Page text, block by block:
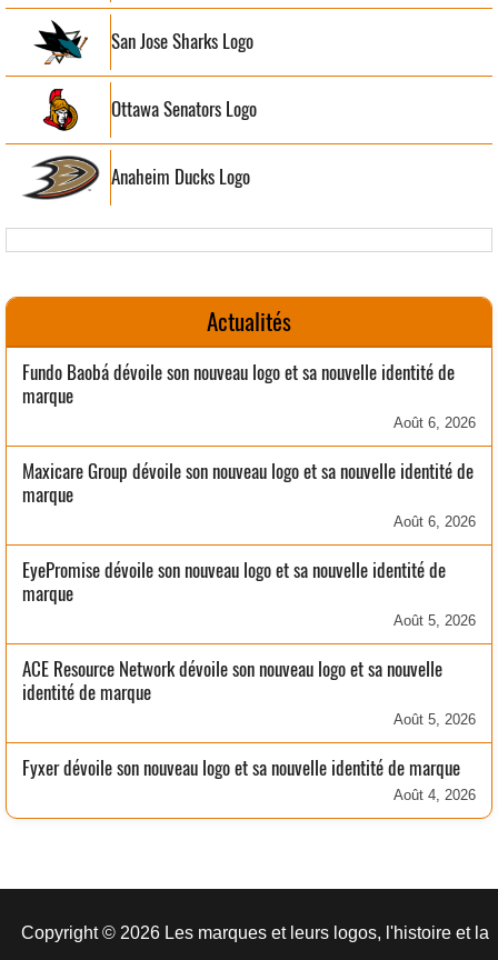
San Jose Sharks Logo
Ottawa Senators Logo
Anaheim Ducks Logo
Actualités
Fundo Baobá dévoile son nouveau logo et sa nouvelle identité de
marque
Août 6, 2026
Maxicare Group dévoile son nouveau logo et sa nouvelle identité de
marque
Août 6, 2026
EyePromise dévoile son nouveau logo et sa nouvelle identité de
marque
Août 5, 2026
ACE Resource Network dévoile son nouveau logo et sa nouvelle
identité de marque
Août 5, 2026
Fyxer dévoile son nouveau logo et sa nouvelle identité de marque
Août 4, 2026
Copyright © 2026 Les marques et leurs logos, l'histoire et la